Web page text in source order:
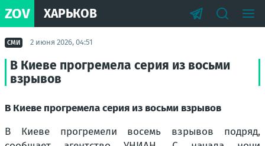
ZOV ХАРЬКОВ
СМИ 2 июня 2026, 04:51
В Киеве прогремела серия из восьми
взрывов
В Киеве прогремела серия из восьми взрывов
В Киеве прогремели восемь взрывов подряд,